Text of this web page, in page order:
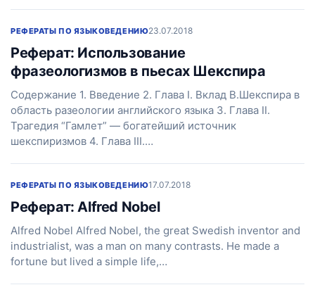
РЕФЕРАТЫ ПО ЯЗЫКОВЕДЕНИЮ23.07.2018
Реферат: Использование
фразеологизмов в пьесах Шекспира
Содержание 1. Введение 2. Глава I. Вклад В.Шекспира в
область разеологии английского языка 3. Глава II.
Трагедия “Гамлет” — богатейший источник
шекспиризмов 4. Глава III.…
РЕФЕРАТЫ ПО ЯЗЫКОВЕДЕНИЮ17.07.2018
Реферат: Alfred Nobel
Alfred Nobel Alfred Nobel, the great Swedish inventor and
industrialist, was a man on many contrasts. He made a
fortune but lived a simple life,…